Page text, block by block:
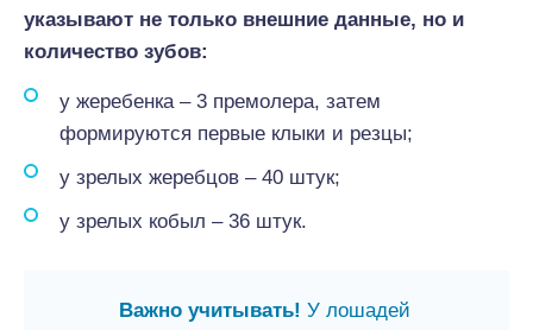
указывают не только внешние данные, но и
количество зубов:
у жеребенка – 3 премолера, затем
формируются первые клыки и резцы;
у зрелых жеребцов – 40 штук;
у зрелых кобыл – 36 штук.
Важно учитывать! У лошадей